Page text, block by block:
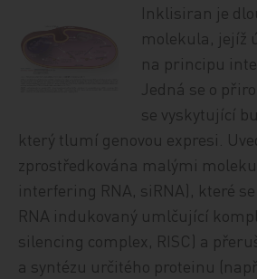
Inklisiran je
molekula, jejíž
na principu
Jedná se o
se vyskytující
který tlumí genovou expresi.
zprostředkována malými
interfering RNA, siRNA), které se
RNA indukovaný umlčující
silencing complex, RISC) a
a syntézu určitého proteinu